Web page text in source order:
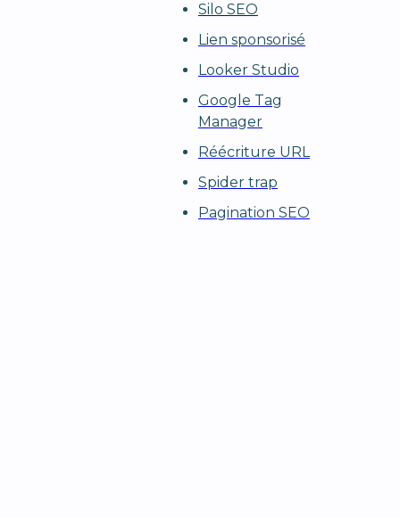
Silo SEO
Lien sponsorisé
Looker Studio
Google Tag
Manager
Réécriture URL
Spider trap
Pagination SEO